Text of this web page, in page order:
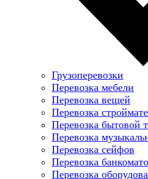
Грузоперевозки
Перевозка мебели
Перевозка вещей
Перевозка
Перевозка бытовой
Перевозка
Перевозка сейфов
Перевозка
Перевозка